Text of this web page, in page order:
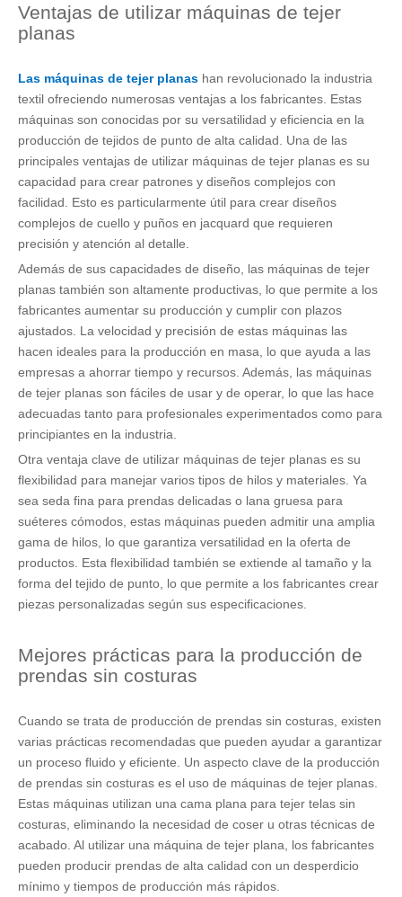
Ventajas de utilizar máquinas de tejer
planas
Las máquinas de tejer planas han revolucionado la industria
textil ofreciendo numerosas ventajas a los fabricantes. Estas
máquinas son conocidas por su versatilidad y eficiencia en la
producción de tejidos de punto de alta calidad. Una de las
principales ventajas de utilizar máquinas de tejer planas es su
capacidad para crear patrones y diseños complejos con
facilidad. Esto es particularmente útil para crear diseños
complejos de cuello y puños en jacquard que requieren
precisión y atención al detalle.
Además de sus capacidades de diseño, las máquinas de tejer
planas también son altamente productivas, lo que permite a los
fabricantes aumentar su producción y cumplir con plazos
ajustados. La velocidad y precisión de estas máquinas las
hacen ideales para la producción en masa, lo que ayuda a las
empresas a ahorrar tiempo y recursos. Además, las máquinas
de tejer planas son fáciles de usar y de operar, lo que las hace
adecuadas tanto para profesionales experimentados como para
principiantes en la industria.
Otra ventaja clave de utilizar máquinas de tejer planas es su
flexibilidad para manejar varios tipos de hilos y materiales. Ya
sea seda fina para prendas delicadas o lana gruesa para
suéteres cómodos, estas máquinas pueden admitir una amplia
gama de hilos, lo que garantiza versatilidad en la oferta de
productos. Esta flexibilidad también se extiende al tamaño y la
forma del tejido de punto, lo que permite a los fabricantes crear
piezas personalizadas según sus especificaciones.
Mejores prácticas para la producción de
prendas sin costuras
Cuando se trata de producción de prendas sin costuras, existen
varias prácticas recomendadas que pueden ayudar a garantizar
un proceso fluido y eficiente. Un aspecto clave de la producción
de prendas sin costuras es el uso de máquinas de tejer planas.
Estas máquinas utilizan una cama plana para tejer telas sin
costuras, eliminando la necesidad de coser u otras técnicas de
acabado. Al utilizar una máquina de tejer plana, los fabricantes
pueden producir prendas de alta calidad con un desperdicio
mínimo y tiempos de producción más rápidos.